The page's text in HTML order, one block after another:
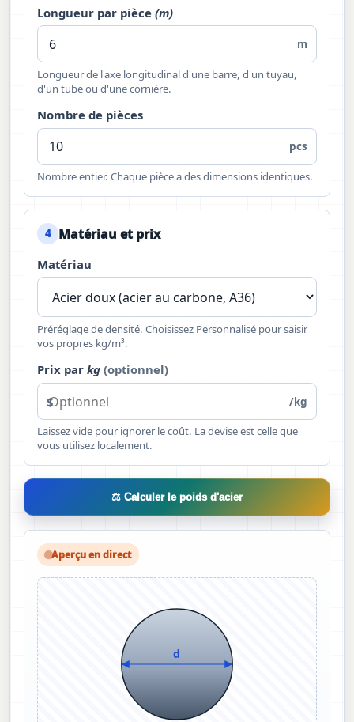
Longueur par pièce (m)
m
Longueur de l'axe longitudinal d'une barre, d'un tuyau,
d'un tube ou d'une cornière.
Nombre de pièces
pcs
Nombre entier. Chaque pièce a des dimensions identiques.
4 Matériau et prix
Matériau
Préréglage de densité. Choisissez Personnalisé pour saisir
vos propres kg/m³.
Prix par kg (optionnel)
$ /kg
Laissez vide pour ignorer le coût. La devise est celle que
vous utilisez localement.
⚖ Calculer le poids d'acier
Aperçu en direct
d